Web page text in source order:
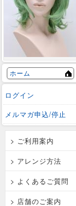
ホーム
ログイン
メルマガ申込/停止
> ご利用案内
> アレンジ方法
> よくあるご質問
> 店舗のご案内